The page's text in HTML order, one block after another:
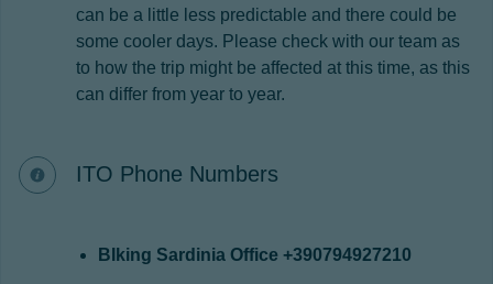
can be a little less predictable and there could be
some cooler days. Please check with our team as
to how the trip might be affected at this time, as this
can differ from year to year.
ITO Phone Numbers
BIking Sardinia Office +390794927210